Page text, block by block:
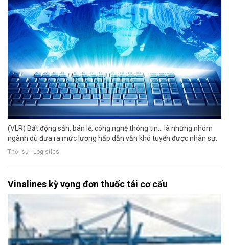
(VLR) Bất động sản, bán lẻ, công nghệ thông tin... là những nhóm
ngành dù đưa ra mức lương hấp dẫn vẫn khó tuyển được nhân sự.
Thời sự - Logistics
Vinalines kỳ vọng đơn thuốc tái cơ cấu